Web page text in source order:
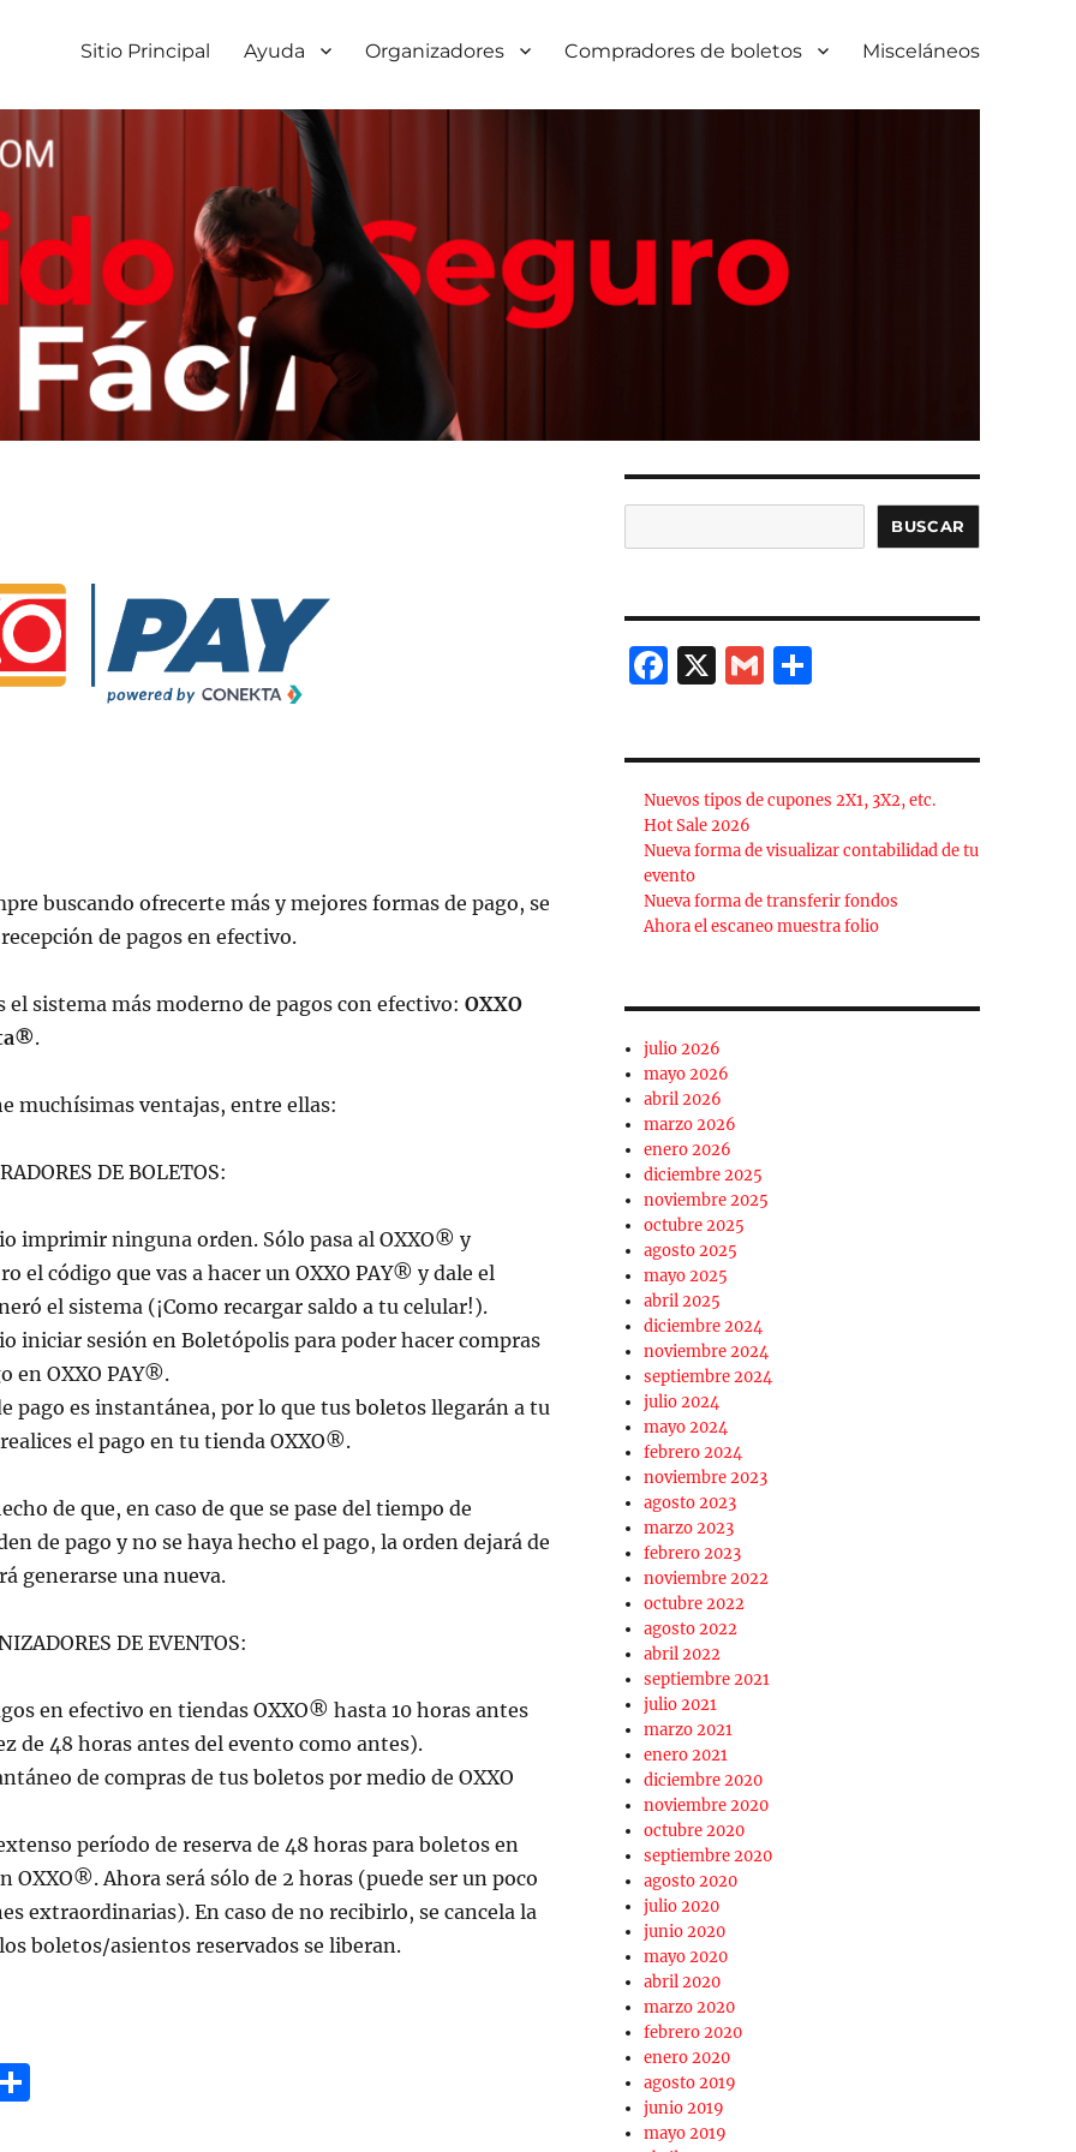
Sitio Principal Ayuda Organizadores Compradores de boletos Misceláneos
buscando ofrecerte más y mejores formas de pago, se
de pagos en efectivo.
sistema más moderno de pagos con efectivo: OXXO
.
muchísimas ventajas, entre ellas:
DE BOLETOS:
imprimir ninguna orden. Sólo pasa al OXXO® y
el código que vas a hacer un OXXO PAY® y dale el
el sistema (¡Como recargar saldo a tu celular!).
iniciar sesión en Boletópolis para poder hacer compras
en OXXO PAY®.
pago es instantánea, por lo que tus boletos llegarán a tu
el pago en tu tienda OXXO®.
de que, en caso de que se pase del tiempo de
de pago y no se haya hecho el pago, la orden dejará de
generarse una nueva.
DE EVENTOS:
en efectivo en tiendas OXXO® hasta 10 horas antes
de 48 horas antes del evento como antes).
de compras de tus boletos por medio de OXXO
período de reserva de 48 horas para boletos en
OXXO®. Ahora será sólo de 2 horas (puede ser un poco
extraordinarias). En caso de no recibirlo, se cancela la
boletos/asientos reservados se liberan.
C
BUSCAR
F
b
o
o
k
X G C
a
rt
ir
Nuevos tipos de cupones 2X1, 3X2, etc.
Hot Sale 2026
Nueva forma de visualizar contabilidad de tu
evento
Nueva forma de transferir fondos
Ahora el escaneo muestra folio
julio 2026
mayo 2026
abril 2026
marzo 2026
enero 2026
diciembre 2025
noviembre 2025
octubre 2025
agosto 2025
mayo 2025
abril 2025
diciembre 2024
noviembre 2024
septiembre 2024
julio 2024
mayo 2024
febrero 2024
noviembre 2023
agosto 2023
marzo 2023
febrero 2023
noviembre 2022
octubre 2022
agosto 2022
abril 2022
septiembre 2021
julio 2021
marzo 2021
enero 2021
diciembre 2020
noviembre 2020
octubre 2020
septiembre 2020
agosto 2020
julio 2020
junio 2020
mayo 2020
abril 2020
marzo 2020
febrero 2020
enero 2020
agosto 2019
junio 2019
mayo 2019